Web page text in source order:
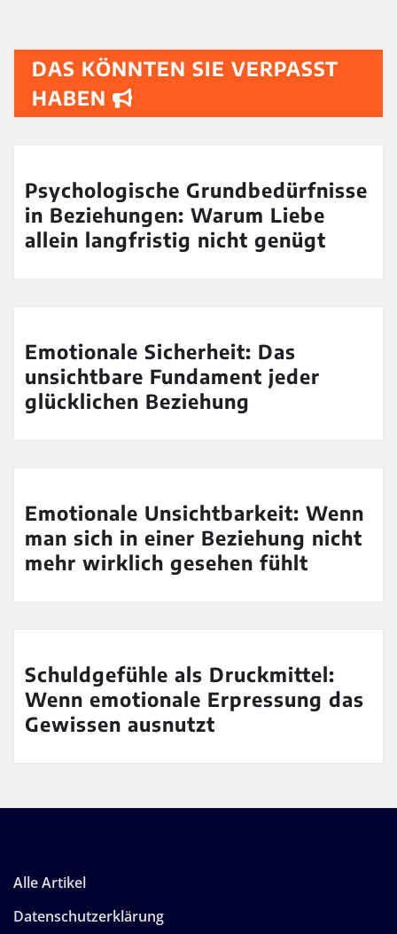
DAS KÖNNTEN SIE VERPASST
HABEN
Psychologische Grundbedürfnisse
in Beziehungen: Warum Liebe
allein langfristig nicht genügt
Emotionale Sicherheit: Das
unsichtbare Fundament jeder
glücklichen Beziehung
Emotionale Unsichtbarkeit: Wenn
man sich in einer Beziehung nicht
mehr wirklich gesehen fühlt
Schuldgefühle als Druckmittel:
Wenn emotionale Erpressung das
Gewissen ausnutzt
Alle Artikel
Datenschutzerklärung